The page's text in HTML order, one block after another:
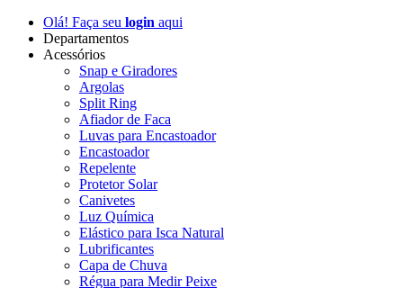
Olá! Faça seu login aqui
Departamentos
Acessórios
Snap e Giradores
Argolas
Split Ring
Afiador de Faca
Luvas para Encastoador
Encastoador
Repelente
Protetor Solar
Canivetes
Luz Química
Elástico para Isca Natural
Lubrificantes
Capa de Chuva
Régua para Medir Peixe